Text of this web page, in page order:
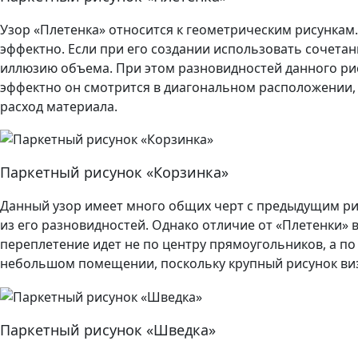
Узор «Плетенка» относится к геометрическим
эффектно. Если при его создании использовать
иллюзию объема. При этом разновидностей данного
эффектно он смотрится в диагональном
расход материала.
Паркетный рисунок «Корзинка»
Данный узор имеет много общих черт с предыдущим
из его разновидностей. Однако отличие от
переплетение идет не по центру прямоугольников, а
небольшом помещении, поскольку крупный рисунок
Паркетный рисунок «Шведка»